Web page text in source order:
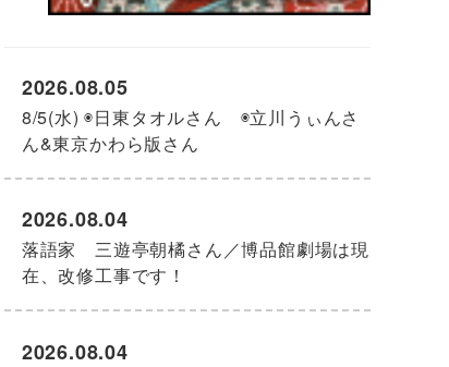
8/5(水) ◉日東タオルさん ◉立川うぃんさ
ん&東京かわら版さん
2026.08.05
落語家 三遊亭朝橘さん／博品館劇場は現
在、改修工事です！
2026.08.04
2026.08.04